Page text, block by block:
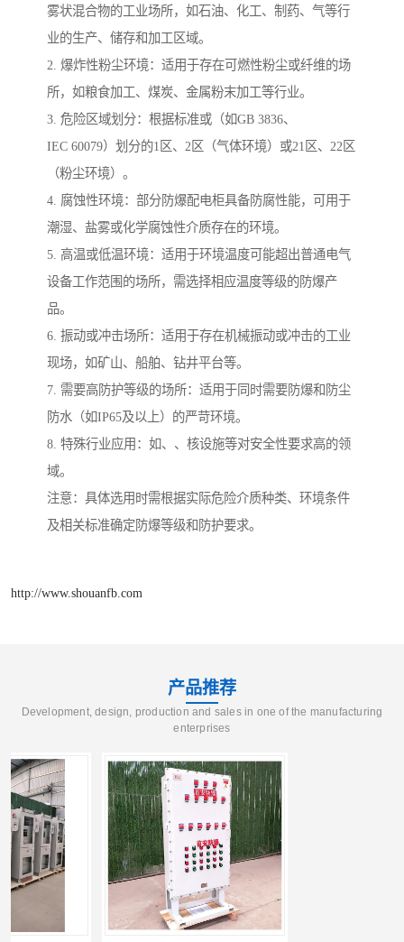
雾状混合物的工业场所，如石油、化工、制药、气等行
业的生产、储存和加工区域。
2. 爆炸性粉尘环境：适用于存在可燃性粉尘或纤维的场
所，如粮食加工、煤炭、金属粉末加工等行业。
3. 危险区域划分：根据标准或（如GB 3836、
IEC 60079）划分的1区、2区（气体环境）或21区、22区
（粉尘环境）。
4. 腐蚀性环境：部分防爆配电柜具备防腐性能，可用于
潮湿、盐雾或化学腐蚀性介质存在的环境。
5. 高温或低温环境：适用于环境温度可能超出普通电气
设备工作范围的场所，需选择相应温度等级的防爆产
品。
6. 振动或冲击场所：适用于存在机械振动或冲击的工业
现场，如矿山、船舶、钻井平台等。
7. 需要高防护等级的场所：适用于同时需要防爆和防尘
防水（如IP65及以上）的严苛环境。
8. 特殊行业应用：如、、核设施等对安全性要求高的领
域。
注意：具体选用时需根据实际危险介质种类、环境条件
及相关标准确定防爆等级和防护要求。
http://www.shouanfb.com
产品推荐
Development, design, production and sales in one of the manufacturing
enterprises